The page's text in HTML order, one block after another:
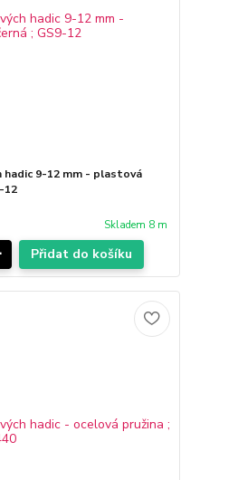
hadic 9-12 mm - plastová
12
Skladem 8 m
Přidat do košíku